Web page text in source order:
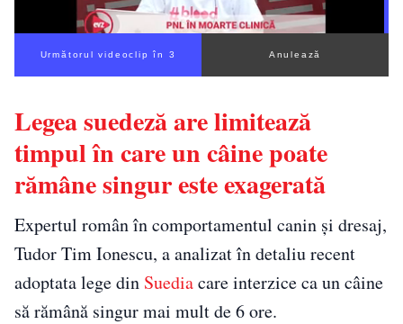
Următorul videoclip în 2 Anulează
Legea suedeză are limitează
timpul în care un câine poate
rămâne singur este exagerată
Expertul român în comportamentul canin și dresaj,
Tudor Tim Ionescu, a analizat în detaliu recent
adoptata lege din Suediacare interzice ca un câine
să rămână singur mai mult de 6 ore.